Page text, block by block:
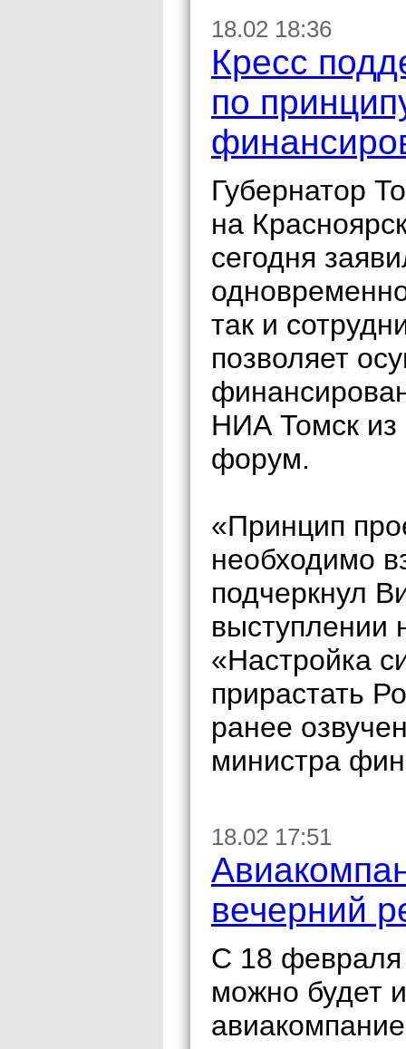
18.02 18:36
Кресс
по
Губернатор
на
сегодня
так и
позволяет
НИА Томск
форум.
«Принцип
необходимо
подчеркнул
выступлении
«Настройка
прирастать
ранее
министра
18.02 17:51
вечерний
С 18 февраля
можно будет